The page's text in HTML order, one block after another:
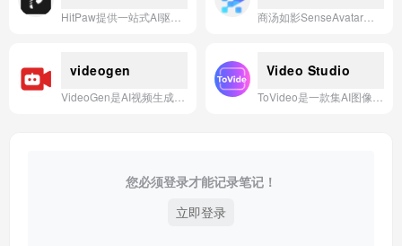
videogen Video Studio
您必须登录才能记录笔记！
立即登录